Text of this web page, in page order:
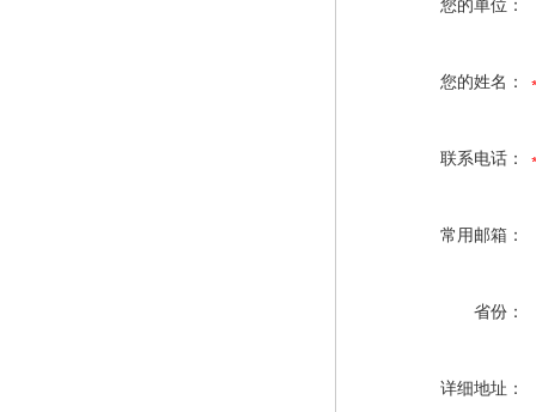
您的单位：
您的姓名：
联系电话：
常用邮箱：
省份：
详细地址：